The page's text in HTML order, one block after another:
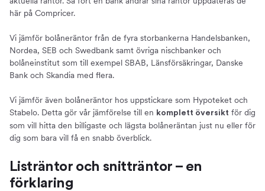
här på Compricer.
Vi jämför bolåneräntor från de fyra storbankerna Handelsbanken,
Nordea, SEB och Swedbank samt övriga nischbanker och
bolåneinstitut som till exempel SBAB, Länsförsäkringar, Danske
Bank och Skandia med flera.
Vi jämför även bolåneräntor hos uppstickare som Hypoteket och
Stabelo. Detta gör vår jämförelse till en komplett översikt för dig
som vill hitta den billigaste och lägsta bolåneräntan just nu eller för
dig som bara vill få en snabb överblick.
Listräntor och snitträntor – en
förklaring